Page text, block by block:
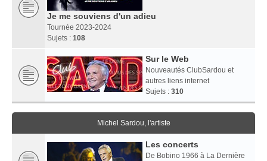
Je me souviens d'un adieu
Tournée 2023-2024
Sujets : 108
Sur le Web
Nouveautés ClubSardou et
autres liens internet
Sujets : 310
Michel Sardou, l'artiste
Les concerts
De Bobino 1966 à La Dernière